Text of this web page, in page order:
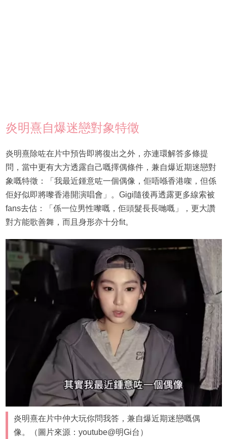
炎明熹自爆迷戀對象特徵
炎明熹除咗在片中預告即將復出之外，亦連環解答多條提
問，當中更有大方透露自己嘅擇偶條件，兼自爆近期迷戀對
象嘅特徵：「我最近鍾意咗一個偶像，佢唔喺香港㗎，但係
佢好似即將嚟香港開演唱會」。Gigi隨後再透露更多線索被
fans去估：「係一位男性嚟嘅，佢頭髮長長哋嘅」，更大讚
對方能歌善舞，而且身形亦十分fit。
炎明熹在片中仲大玩你問我答，兼自爆近期迷戀嘅偶
像。（圖片來源：youtube@明Gi台）